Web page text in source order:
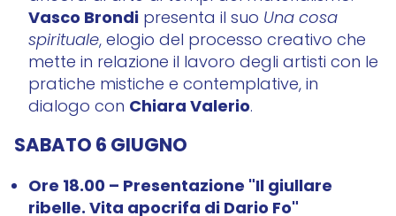
Vasco Brondi presenta il suo Una cosa
spirituale, elogio del processo creativo che
mette in relazione il lavoro degli artisti con le
pratiche mistiche e contemplative, in
dialogo con Chiara Valerio.
SABATO 6 GIUGNO
Ore 18.00 – Presentazione "Il giullare
ribelle. Vita apocrifa di Dario Fo"